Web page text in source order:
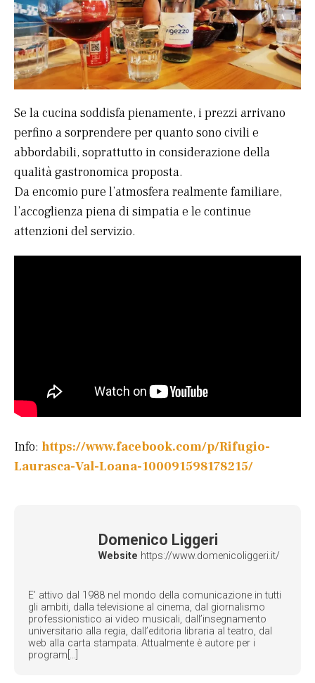
Se la cucina soddisfa pienamente, i prezzi arrivano
perfino a sorprendere per quanto sono civili e
abbordabili, soprattutto in considerazione della
qualità gastronomica proposta.
Da encomio pure l’atmosfera realmente familiare,
l’accoglienza piena di simpatia e le continue
attenzioni del servizio.
Info: https://www.facebook.com/p/Rifugio-
Laurasca-Val-Loana-100091598178215/
Domenico Liggeri
Website https://www.domenicoliggeri.it/
E’ attivo dal 1988 nel mondo della comunicazione in tutti
gli ambiti, dalla televisione al cinema, dal giornalismo
professionistico ai video musicali, dall’insegnamento
universitario alla regia, dall’editoria libraria al teatro, dal
web alla carta stampata. Attualmente è autore per i
program[...]